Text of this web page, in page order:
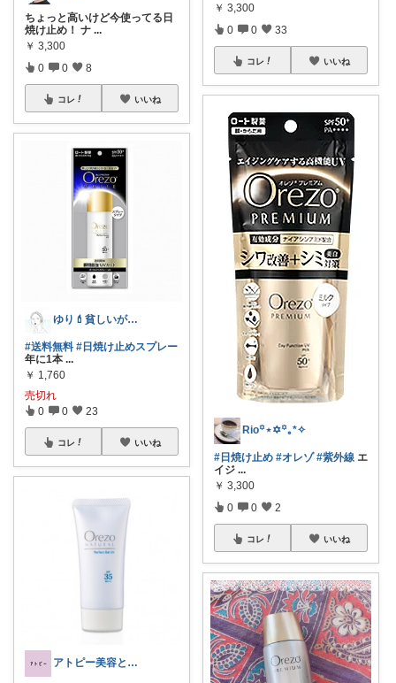
ちょっと高いけど今使ってる日
焼け止め！ ナ ...
￥ 3,300
0 0 8
コレ いいね
ゆり💄貧しいが、美人。
#送料無料 #日焼け止めスプレー
年に1本 ...
￥ 1,760
売切れ
0 0 23
コレ いいね
アトピー美容と食【超敏感肌】
￥ 3,300
0 0 33
コレ いいね
Rio꙳⋆✡︎꙳｡*✧
#日焼け止め #オレゾ #紫外線 エ
イジ ...
￥ 3,300
0 0 2
コレ いいね